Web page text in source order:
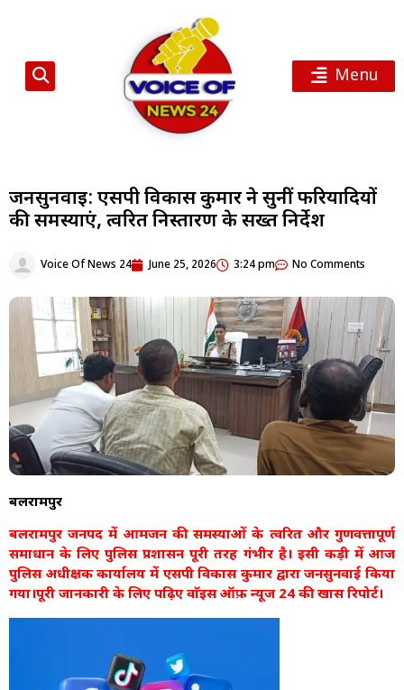
Menu
जनसुनवाई: एसपी विकास कुमार ने सुनीं फरियादियों
की समस्याएं, त्वरित निस्तारण के सख्त निर्देश
Voice Of News 24 June 25, 2026 3:24 pm No Comments
बलरामपुर
बलरामपुर जनपद में आमजन की समस्याओं के त्वरित और गुणवत्तापूर्ण
समाधान के लिए पुलिस प्रशासन पूरी तरह गंभीर है। इसी कड़ी में आज
पुलिस अधीक्षक कार्यालय में एसपी विकास कुमार द्वारा जनसुनवाई किया
गया।पूरी जानकारी के लिए पढ़िए वाॅइस ऑफ़ न्यूज 24 की खास रिपोर्ट।